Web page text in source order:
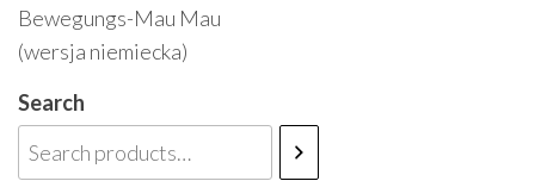
Bewegungs-Mau Mau
(wersja niemiecka)
Search